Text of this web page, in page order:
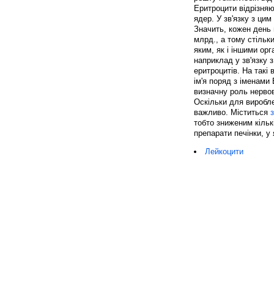
Еритроцити
ядер. У зв'язку з цим
Значить, кожен день
млрд., а тому
яким, як і іншими
наприклад у зв'язку
еритроцитів. На
ім'я поряд з
визначну роль
Оскільки для
важливо. Міститься
тобто зниженим
препарати печінки, у
Лейкоцити